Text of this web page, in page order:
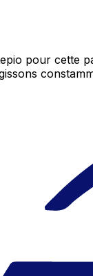
pour cette